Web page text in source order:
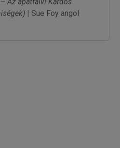
–Az apátfalvi Kardos
| Sue Foy angol